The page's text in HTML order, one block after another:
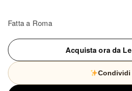
Fatta a Roma
Acquista ora da
Condividi